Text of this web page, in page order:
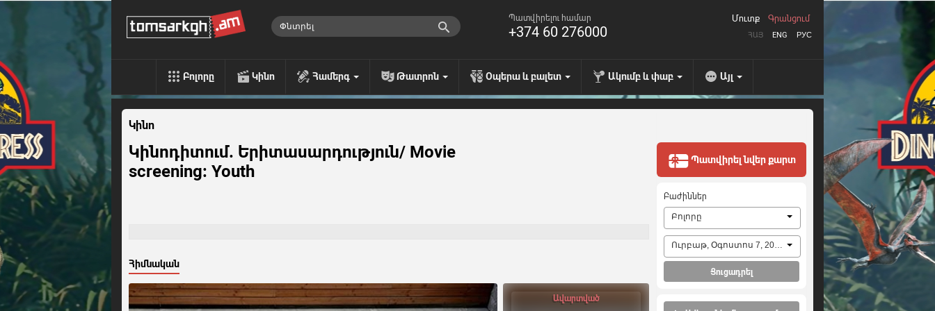
Պատվիրելու համար
+374 60 276000 ՀԱՅ ENG РУС
Մուտք Գրանցում
Բոլորը Կինո Համերգ Թատրոն Օպերա և բալետ Ակումբ և փաբ Այլ
Կինո
Կինոդիտում. Երիտասարդություն/ Movie
screening: Youth
Հիմնական
Ավարտված
Պատվիրել նվեր քարտ
Բաժիններ
Բոլորը
Ուրբաթ, Օգոստոս 7, 2026
Ցուցադրել